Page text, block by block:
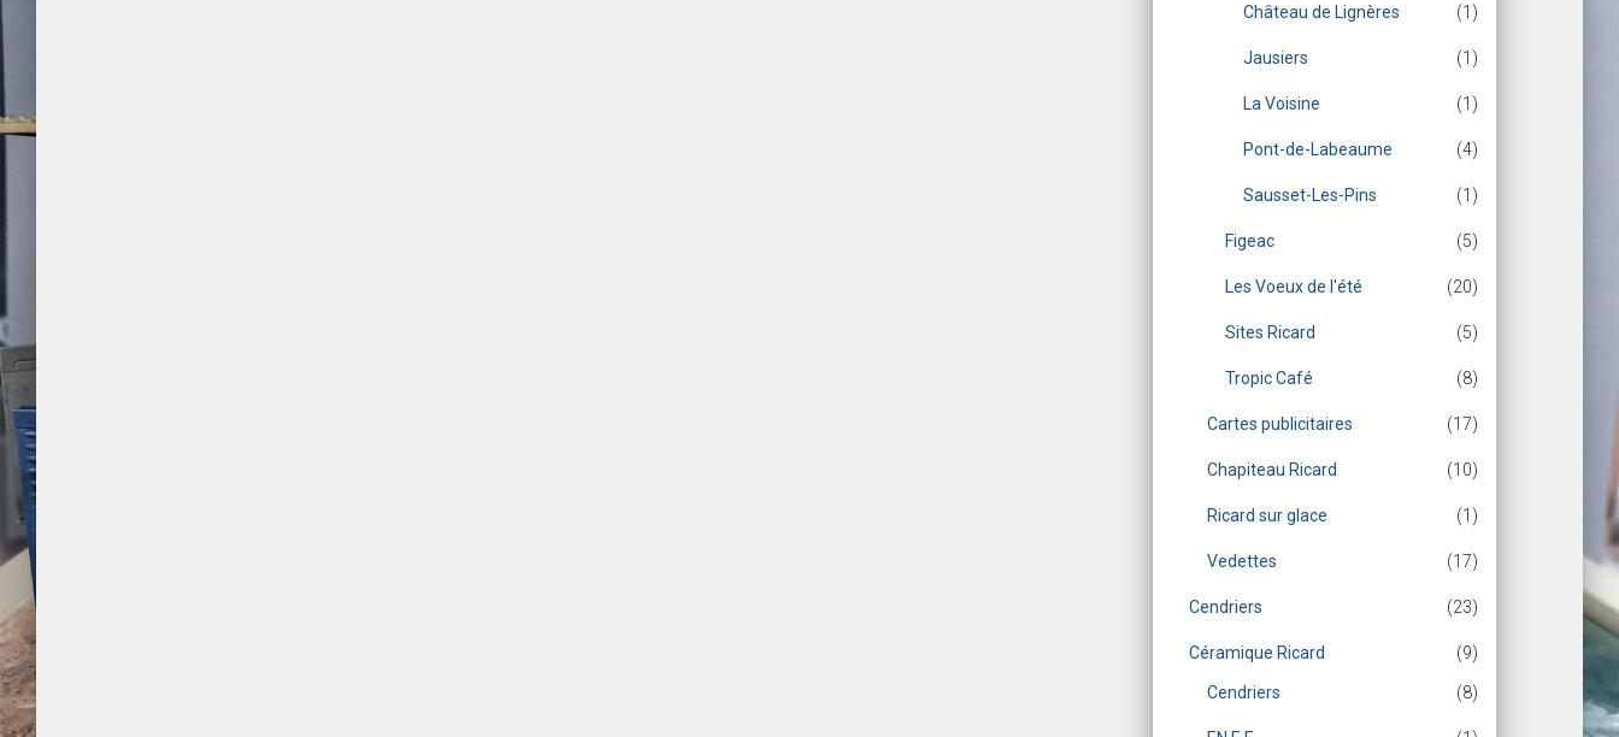
Château de Lignères (1)
Jausiers (1)
La Voisine (1)
Pont-de-Labeaume (4)
Sausset-Les-Pins (1)
Figeac (5)
Les Voeux de l'été (20)
Sites Ricard (5)
Tropic Café (8)
Cartes publicitaires (17)
Chapiteau Ricard (10)
Ricard sur glace (1)
Vedettes (17)
Cendriers (23)
Céramique Ricard (9)
Cendriers (8)